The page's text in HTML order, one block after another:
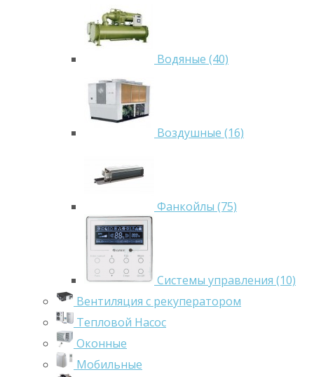
Водяные (40)
Воздушные (16)
Фанкойлы (75)
Системы управления (10)
Вентиляция с рекуператором
Тепловой Насос
Оконные
Мобильные